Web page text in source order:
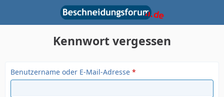
Kennwort vergessen
Benutzername oder E-Mail-Adresse *